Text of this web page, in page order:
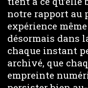
notre rapport au
expérience
désormais dans
chaque instant
archivé, que
empreinte